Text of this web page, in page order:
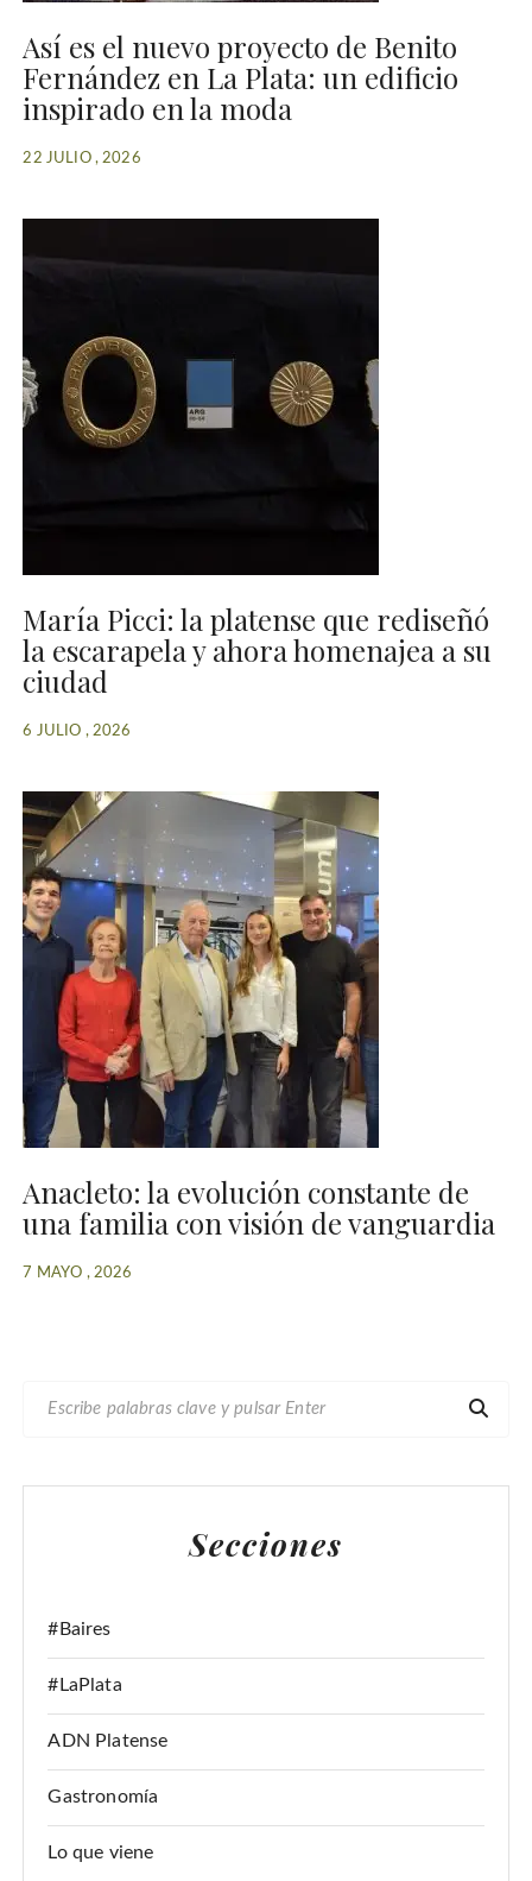
Así es el nuevo proyecto de Benito
Fernández en La Plata: un edificio
inspirado en la moda
22 JULIO , 2026
María Picci: la platense que rediseñó
la escarapela y ahora homenajea a su
ciudad
6 JULIO , 2026
Anacleto: la evolución constante de
una familia con visión de vanguardia
7 MAYO , 2026
C
Secciones
#Baires
#LaPlata
ADN Platense
Gastronomía
Lo que viene